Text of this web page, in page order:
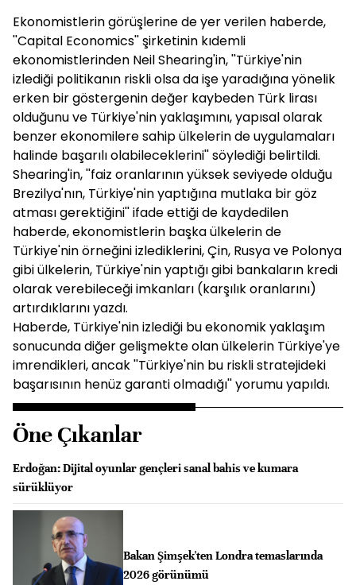
Ekonomistlerin görüşlerine de yer verilen haberde,
''Capital Economics'' şirketinin kıdemli
ekonomistlerinden Neil Shearing'in, ''Türkiye'nin
izlediği politikanın riskli olsa da işe yaradığına yönelik
erken bir göstergenin değer kaybeden Türk lirası
olduğunu ve Türkiye'nin yaklaşımını, yapısal olarak
benzer ekonomilere sahip ülkelerin de uygulamaları
halinde başarılı olabileceklerini'' söylediği belirtildi.
Shearing'in, ''faiz oranlarının yüksek seviyede olduğu
Brezilya'nın, Türkiye'nin yaptığına mutlaka bir göz
atması gerektiğini'' ifade ettiği de kaydedilen
haberde, ekonomistlerin başka ülkelerin de
Türkiye'nin örneğini izlediklerini, Çin, Rusya ve Polonya
gibi ülkelerin, Türkiye'nin yaptığı gibi bankaların kredi
olarak verebileceği imkanları (karşılık oranlarını)
artırdıklarını yazdı.
Haberde, Türkiye'nin izlediği bu ekonomik yaklaşım
sonucunda diğer gelişmekte olan ülkelerin Türkiye'ye
imrendikleri, ancak ''Türkiye'nin bu riskli stratejideki
başarısının henüz garanti olmadığı'' yorumu yapıldı.
Öne Çıkanlar
Erdoğan: Dijital oyunlar gençleri sanal bahis ve kumara
sürüklüyor
Bakan Şimşek'ten Londra temaslarında
2026 görünümü